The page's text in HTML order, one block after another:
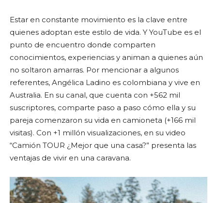
Estar en constante movimiento es la clave entre
quienes adoptan este estilo de vida. Y YouTube es el
punto de encuentro donde comparten
conocimientos, experiencias y animan a quienes aún
no soltaron amarras. Por mencionar a algunos
referentes, Angélica Ladino es colombiana y vive en
Australia. En su canal, que cuenta con +562 mil
suscriptores, comparte paso a paso cómo ella y su
pareja comenzaron su vida en camioneta (+166 mil
visitas). Con +1 millón visualizaciones, en su video
“Camión TOUR ¿Mejor que una casa?” presenta las
ventajas de vivir en una caravana.